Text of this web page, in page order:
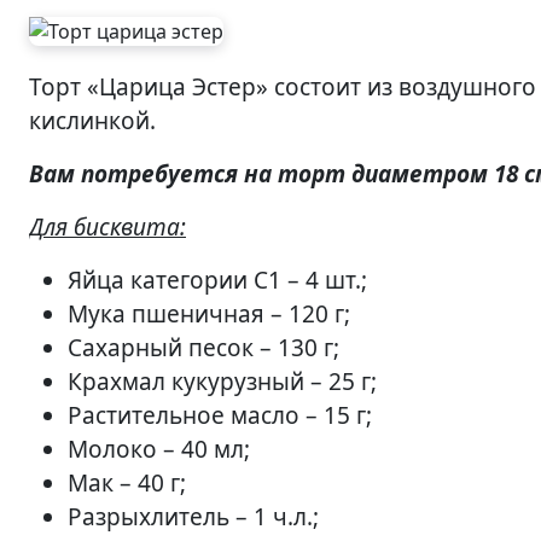
Торт «Царица Эстер» состоит из воздушного макового бисквита и нежного заварного крема с легкой
кислинкой.
Вам потребуется на торт диаметром 18
Для бисквита:
Яйца категории С1 – 4 шт.;
Мука пшеничная – 120 г;
Сахарный песок – 130 г;
Крахмал кукурузный – 25 г;
Растительное масло – 15 г;
Молоко – 40 мл;
Мак – 40 г;
Разрыхлитель – 1 ч.л.;